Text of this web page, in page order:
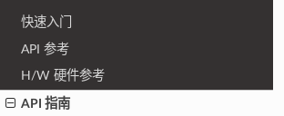
快速入门
API 参考
H/W 硬件参考
API 指南